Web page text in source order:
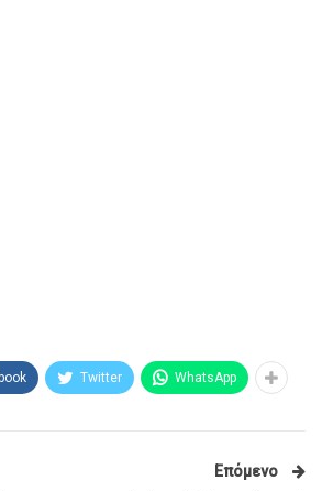
Twitter WhatsApp
Επόμενο